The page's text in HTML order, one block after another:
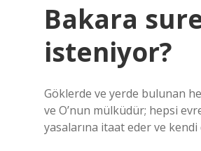
Bakara
isteniyor?
Göklerde ve yerde bulunan
ve O’nun mülküdür; hepsi
yasalarına itaat eder ve kendi